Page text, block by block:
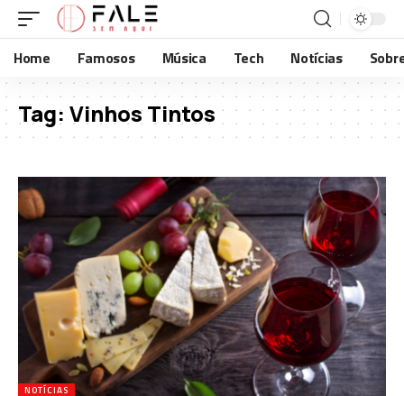
Home Famosos Música Tech Notícias
Tag: Vinhos Tintos
NOTÍCIAS